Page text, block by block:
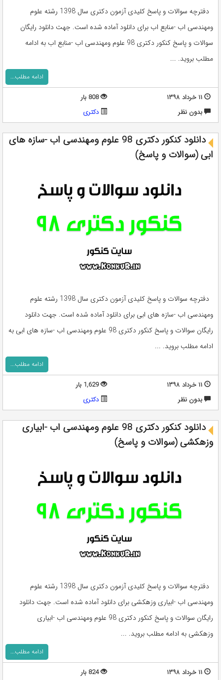
دفترچه سوالات و پاسخ کلیدی آزمون دکتری سال 1398 رشته علوم
ومهندسی اب -منابع اب برای دانلود آماده شده است. جهت دانلود رایگان
سوالات و پاسخ کنکور دکتری 98 علوم ومهندسی اب -منابع اب به ادامه
مطلب بروید. ...
ادامه مطلب...
۱۱ خرداد ۱۳۹۸
808 بار
بدون نظر
دکتری
دانلود کنکور دکتری 98 علوم ومهندسی اب -سازه های
ابی (سوالات و پاسخ)
دفترچه سوالات و پاسخ کلیدی آزمون دکتری سال 1398 رشته علوم
ومهندسی اب -سازه های ابی برای دانلود آماده شده است. جهت دانلود
رایگان سوالات و پاسخ کنکور دکتری 98 علوم ومهندسی اب -سازه های ابی به
ادامه مطلب بروید. ...
ادامه مطلب...
۱۱ خرداد ۱۳۹۸
1,629 بار
بدون نظر
دکتری
دانلود کنکور دکتری 98 علوم ومهندسی اب -ابیاری
وزهکشی (سوالات و پاسخ)
دفترچه سوالات و پاسخ کلیدی آزمون دکتری سال 1398 رشته علوم
ومهندسی اب -ابیاری وزهکشی برای دانلود آماده شده است. جهت دانلود
رایگان سوالات و پاسخ کنکور دکتری 98 علوم ومهندسی اب -ابیاری
وزهکشی به ادامه مطلب بروید. ...
ادامه مطلب...
۱۱ خرداد ۱۳۹۸ 824 بار